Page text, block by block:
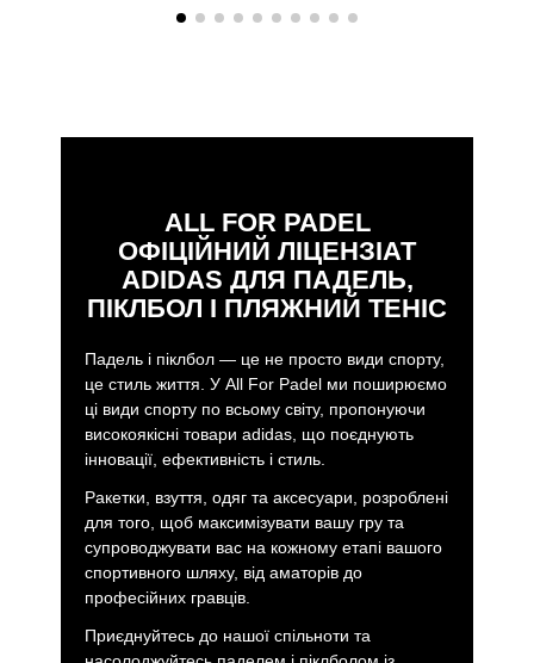
ALL FOR PADEL
ОФІЦІЙНИЙ ЛІЦЕНЗІАТ
ADIDAS ДЛЯ ПАДЕЛЬ,
ПІКЛБОЛ І ПЛЯЖНИЙ ТЕНІС
Падель і піклбол — це не просто види спорту,
це стиль життя. У All For Padel ми поширюємо
ці види спорту по всьому світу, пропонуючи
високоякісні товари adidas, що поєднують
інновації, ефективність і стиль.
Ракетки, взуття, одяг та аксесуари, розроблені
для того, щоб максимізувати вашу гру та
супроводжувати вас на кожному етапі вашого
спортивного шляху, від аматорів до
професійних гравців.
Приєднуйтесь до нашої спільноти та